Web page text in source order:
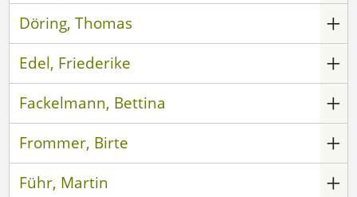
Döring, Thomas
Edel, Friederike
Fackelmann, Bettina
Frommer, Birte
Führ, Martin